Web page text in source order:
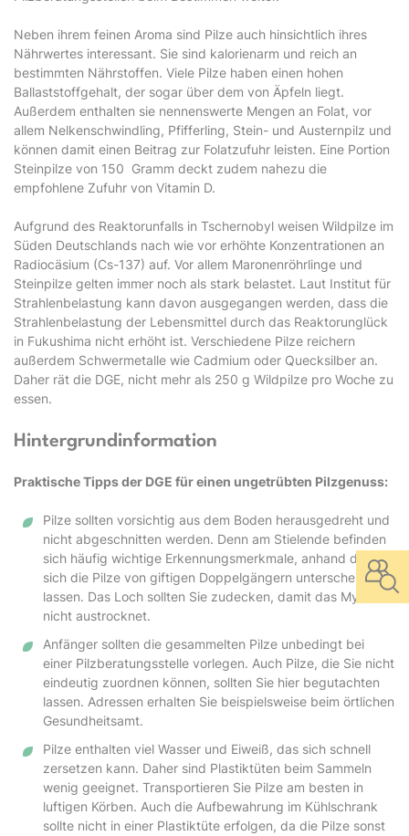
Neben ihrem feinen Aroma sind Pilze auch hinsichtlich ihres
Nährwertes interessant. Sie sind kalorienarm und reich an
bestimmten Nährstoffen. Viele Pilze haben einen hohen
Ballaststoffgehalt, der sogar über dem von Äpfeln liegt.
Außerdem enthalten sie nennenswerte Mengen an Folat, vor
allem Nelkenschwindling, Pfifferling, Stein- und Austernpilz und
können damit einen Beitrag zur Folatzufuhr leisten. Eine Portion
Steinpilze von 150 Gramm deckt zudem nahezu die
empfohlene Zufuhr von Vitamin D.
Aufgrund des Reaktorunfalls in Tschernobyl weisen Wildpilze im
Süden Deutschlands nach wie vor erhöhte Konzentrationen an
Radiocäsium (Cs-137) auf. Vor allem Maronenröhrlinge und
Steinpilze gelten immer noch als stark belastet. Laut Institut für
Strahlenbelastung kann davon ausgegangen werden, dass die
Strahlenbelastung der Lebensmittel durch das Reaktorunglück
in Fukushima nicht erhöht ist. Verschiedene Pilze reichern
außerdem Schwermetalle wie Cadmium oder Quecksilber an.
Daher rät die DGE, nicht mehr als 250 g Wildpilze pro Woche zu
essen.
Hintergrundinformation
Praktische Tipps der DGE für einen ungetrübten Pilzgenuss:
Pilze sollten vorsichtig aus dem Boden herausgedreht und
nicht abgeschnitten werden. Denn am Stielende befinden
sich häufig wichtige Erkennungsmerkmale, anhand derer
sich die Pilze von giftigen Doppelgängern unterscheiden
lassen. Das Loch sollten Sie zudecken, damit das Myzel
nicht austrocknet.
Anfänger sollten die gesammelten Pilze unbedingt bei
einer Pilzberatungsstelle vorlegen. Auch Pilze, die Sie nicht
eindeutig zuordnen können, sollten Sie hier begutachten
lassen. Adressen erhalten Sie beispielsweise beim örtlichen
Gesundheitsamt.
Pilze enthalten viel Wasser und Eiweiß, das sich schnell
zersetzen kann. Daher sind Plastiktüten beim Sammeln
wenig geeignet. Transportieren Sie Pilze am besten in
luftigen Körben. Auch die Aufbewahrung im Kühlschrank
sollte nicht in einer Plastiktüte erfolgen, da die Pilze sonst